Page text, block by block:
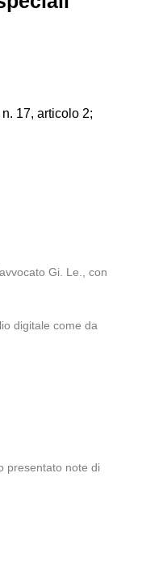
17, articolo 2;
Gi. Le., con
digitale come da
presentato note di